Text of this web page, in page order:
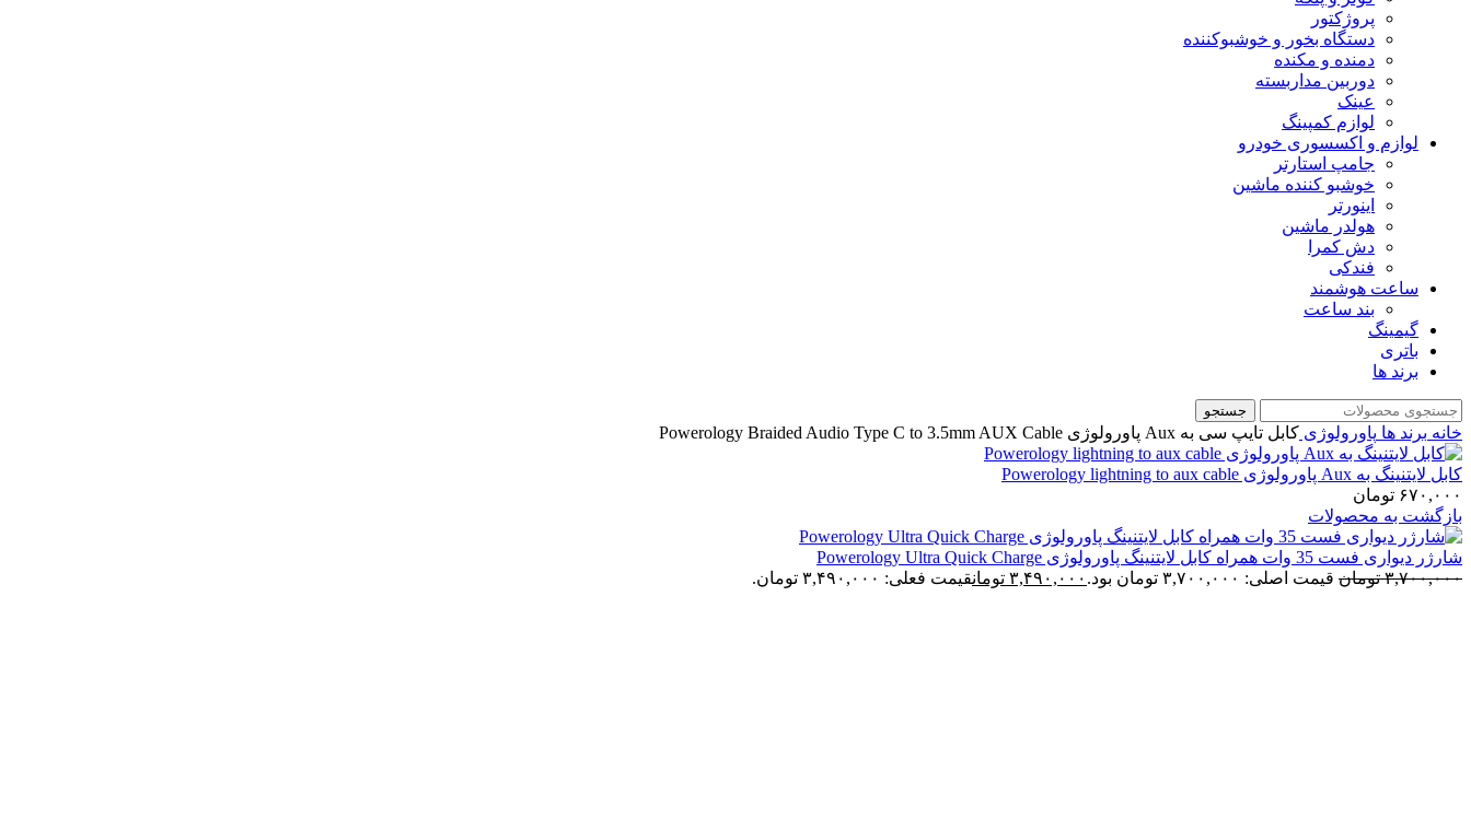
پروژکتور
دستگاه بخور و خوشبوکننده
دمنده و مکنده
دوربین مداربسته
عینک
لوازم کمپینگ
لوازم و اکسسوری خودرو
جامپ استارتر
خوشبو کننده ماشین
اینورتر
هولدر ماشین
دش کمرا
فندکی
ساعت هوشمند
بند ساعت
گیمینگ
باتری
برند ها
جستجو
خانه برند ها پاورولوژی کابل تایپ سی به Aux پاورولوژی Powerology Braided Audio Type C to 3.5mm AUX Cable
کابل لایتنینگ به Aux پاورولوژی Powerology lightning to aux cable
۶۷۰,۰۰۰ تومان
بازگشت به محصولات
شارژر دیواری فست 35 وات همراه کابل لایتنینگ پاورولوژی Powerology Ultra Quick Charge
۳,۷۰۰,۰۰۰ تومان قیمت اصلی: ۳,۷۰۰,۰۰۰ تومان بود. ۳,۴۹۰,۰۰۰ تومانقیمت فعلی: ۳,۴۹۰,۰۰۰ تومان.